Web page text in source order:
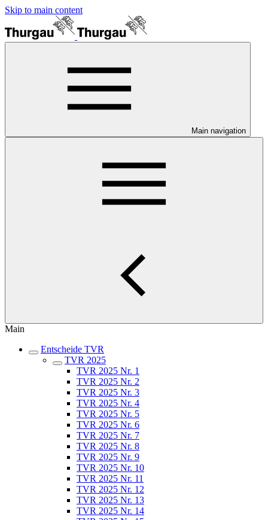
Skip to main content
Main navigation
Main
Entscheide TVR
TVR 2025
TVR 2025 Nr. 1
TVR 2025 Nr. 2
TVR 2025 Nr. 3
TVR 2025 Nr. 4
TVR 2025 Nr. 5
TVR 2025 Nr. 6
TVR 2025 Nr. 7
TVR 2025 Nr. 8
TVR 2025 Nr. 9
TVR 2025 Nr. 10
TVR 2025 Nr. 11
TVR 2025 Nr. 12
TVR 2025 Nr. 13
TVR 2025 Nr. 14